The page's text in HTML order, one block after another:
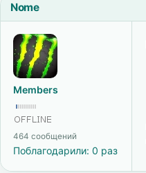
Nome
Members
464 сообщений
Поблагодарили: 0 раз